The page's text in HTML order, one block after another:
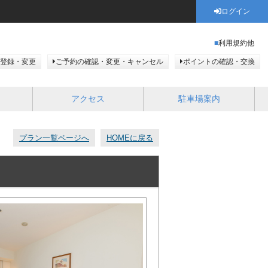
ログイン
利用規約他
録・変更 ご予約の確認・変更・キャンセル ポイントの確認・交換
アクセス 駐車場案内
プラン一覧ページへ HOMEに戻る